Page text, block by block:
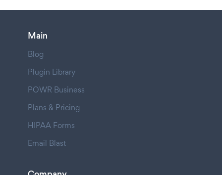
Main
Blog
Plugin Library
POWR Business
Plans & Pricing
HIPAA Forms
Email Blast